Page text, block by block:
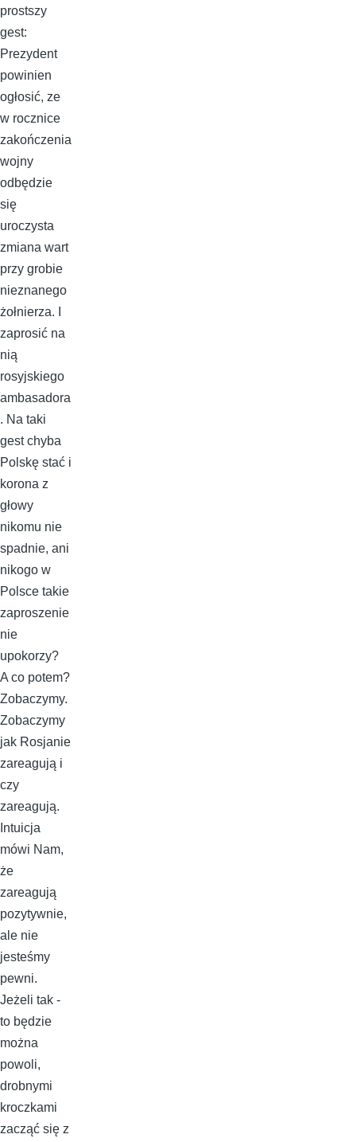
prostszy
gest:
Prezydent
powinien
ogłosić, ze
w rocznice
zakończenia
wojny
odbędzie
się
uroczysta
zmiana wart
przy grobie
nieznanego
żołnierza. I
zaprosić na
nią
rosyjskiego
ambasadora
. Na taki
gest chyba
Polskę stać i
korona z
głowy
nikomu nie
spadnie, ani
nikogo w
Polsce takie
zaproszenie
nie
upokorzy?
A co potem?
Zobaczymy.
Zobaczymy
jak Rosjanie
zareagują i
czy
zareagują.
Intuicja
mówi Nam,
że
zareagują
pozytywnie,
ale nie
jesteśmy
pewni.
Jeżeli tak -
to będzie
można
powoli,
drobnymi
kroczkami
zacząć się z